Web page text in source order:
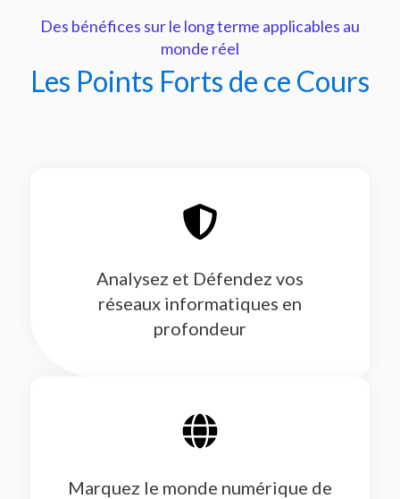
Des bénéfices sur le long terme applicables au
monde réel
Les Points Forts de ce Cours
Analysez et Défendez vos
réseaux informatiques en
profondeur
Marquez le monde numérique de